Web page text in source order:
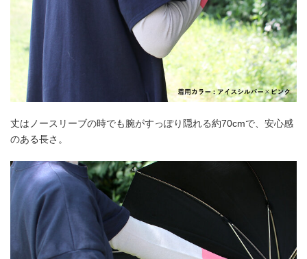
丈はノースリーブの時でも腕がすっぽり隠れる約70cmで、安心感
のある長さ。